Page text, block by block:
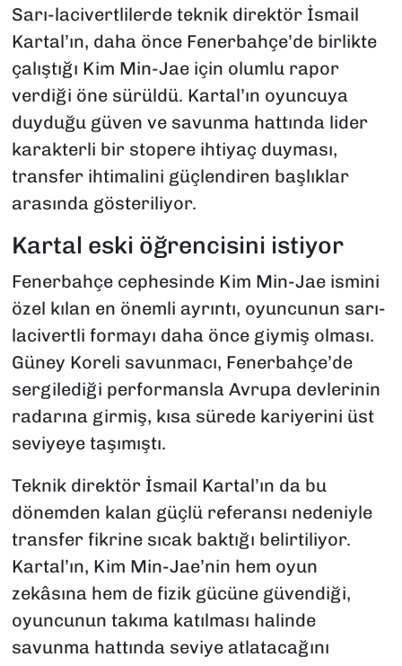
Sarı-lacivertlilerde teknik direktör İsmail
Kartal’ın, daha önce Fenerbahçe’de birlikte
çalıştığı Kim Min-Jae için olumlu rapor
verdiği öne sürüldü. Kartal’ın oyuncuya
duyduğu güven ve savunma hattında lider
karakterli bir stopere ihtiyaç duyması,
transfer ihtimalini güçlendiren başlıklar
arasında gösteriliyor.
Kartal eski öğrencisini istiyor
Fenerbahçe cephesinde Kim Min-Jae ismini
özel kılan en önemli ayrıntı, oyuncunun sarı-
lacivertli formayı daha önce giymiş olması.
Güney Koreli savunmacı, Fenerbahçe’de
sergilediği performansla Avrupa devlerinin
radarına girmiş, kısa sürede kariyerini üst
seviyeye taşımıştı.
Teknik direktör İsmail Kartal’ın da bu
dönemden kalan güçlü referansı nedeniyle
transfer fikrine sıcak baktığı belirtiliyor.
Kartal’ın, Kim Min-Jae’nin hem oyun
zekâsına hem de fizik gücüne güvendiği,
oyuncunun takıma katılması halinde
savunma hattında seviye atlatacağını